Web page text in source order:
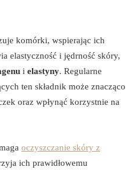
komórki, wspierając ich
elastyczność i jędrność skóry,
i elastyny. Regularne
ten składnik może znacząco
oraz wpłynąć korzystnie na
oczyszczanie skóry z
ich prawidłowemu